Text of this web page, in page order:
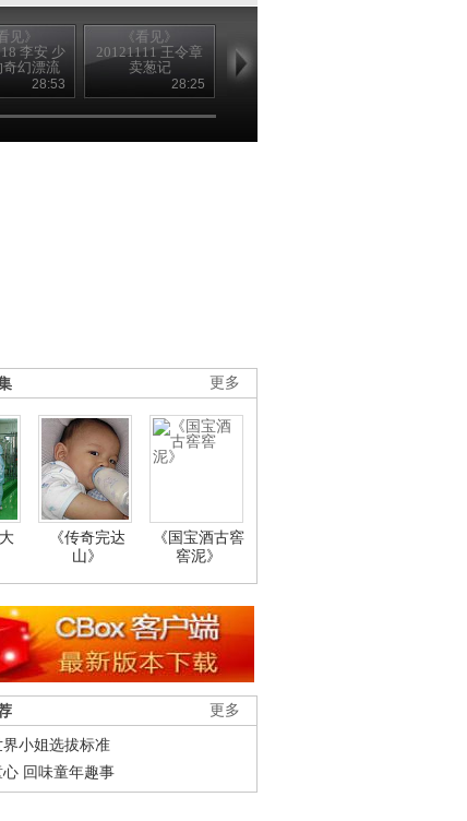
见》
李安 少
幻漂流
28:53
《看见》
20121111 王令章
卖葱记
28:25
狼突击队选拔新
更多
《传奇完达
山》
《国宝酒古窖
窖泥》
更多
小姐选拔标准
心 回味童年趣事